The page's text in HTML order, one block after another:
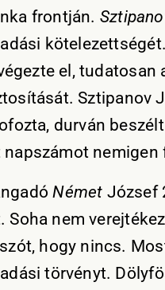
frontján.
el, tudatosan
Sztipanov
durván
napszámot nemigen
Német József
Soha nem
hogy nincs.
törvényt.